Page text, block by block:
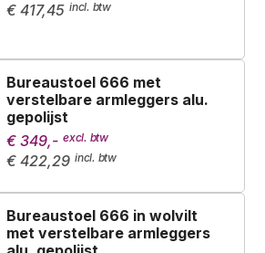
€ 417,45
Bureaustoel 666 met
verstelbare armleggers alu.
gepolijst
€ 349,-
€ 422,29
Bureaustoel 666 in wolvilt
met verstelbare armleggers